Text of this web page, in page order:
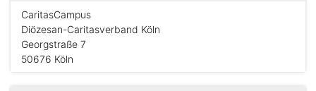
CaritasCampus
Diözesan-Caritasverband Köln
Georgstraße 7
50676 Köln